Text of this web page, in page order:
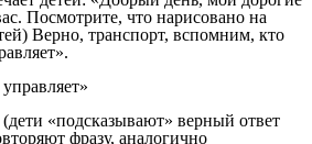
Посмотрите, что нарисовано на
Верно, транспорт, вспомним, кто
«подсказывают» верный ответ
фразу, аналогично